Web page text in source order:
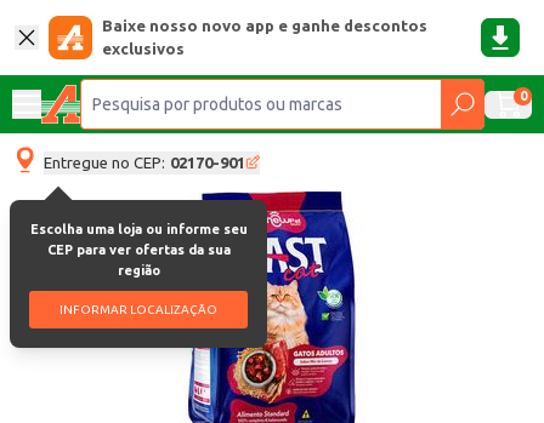
Baixe nosso novo app e ganhe descontos
exclusivos
0
Entregue no CEP: 02170-901
Escolha uma loja ou informe seu
CEP para ver ofertas da sua
região
INFORMAR LOCALIZAÇÃO